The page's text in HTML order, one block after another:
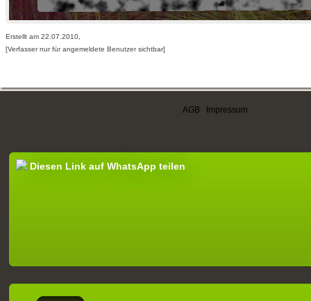
Erstellt am 22.07.2010,
[Verfasser nur für angemeldete Benutzer sichtbar]
AGB Impressum
Diesen Link auf WhatsApp teilen